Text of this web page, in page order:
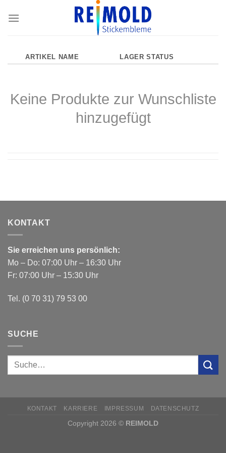
ARTIKEL NAME LAGER STATUS
Keine Produkte zur Wunschliste
hinzugefügt
KONTAKT
Sie erreichen uns persönlich:
Mo – Do: 07:00 Uhr – 16:30 Uhr
Fr: 07:00 Uhr – 15:30 Uhr
Tel. (0 70 31) 79 53 00
SUCHE
KONTAKT KARRIERE IMPRESSUM DATENSCHUTZ
Copyright 2026 © REIMOLD